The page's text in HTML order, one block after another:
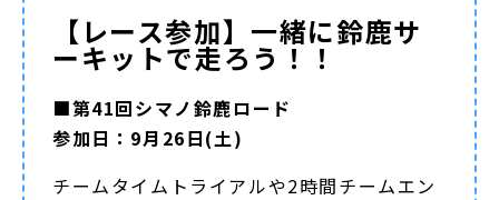
【レース参加】一緒に鈴鹿サ
ーキットで走ろう！！
■第41回シマノ鈴鹿ロード
参加日：9月26日(土)
チームタイムトライアルや2時間チームエン